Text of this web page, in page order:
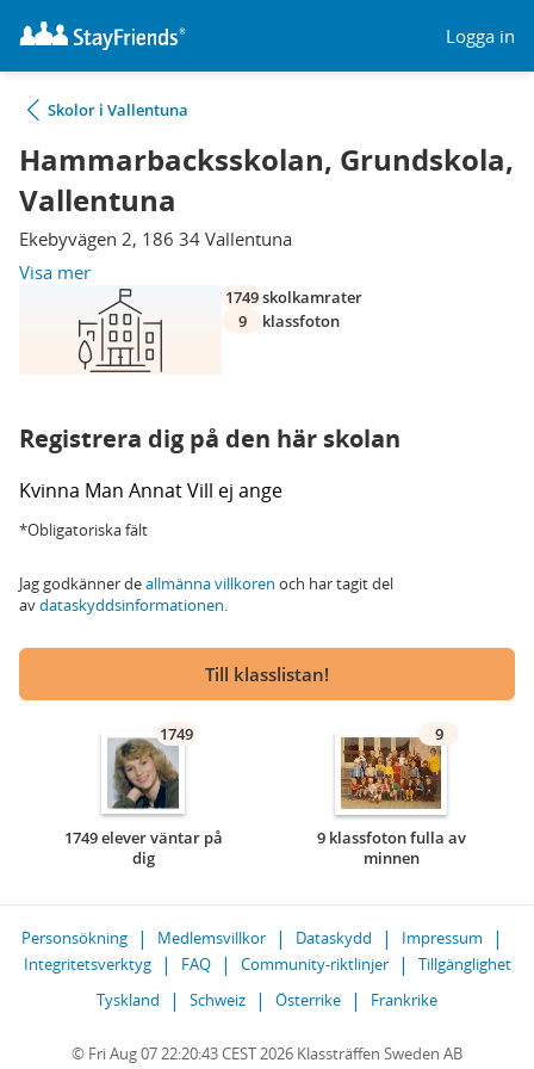
Logga in
Skolor i Vallentuna
Hammarbacksskolan, Grundskola,
Vallentuna
Ekebyvägen 2, 186 34 Vallentuna
Visa mer
1749skolkamrater
9
klassfoton
Registrera dig på den här skolan
Kvinna Man AnnatVill ej ange
*Obligatoriska fält
Jag godkänner deallmänna villkoren och har tagit del
avdataskyddsinformationen.
Till klasslistan!
1749
1749 elever väntar på
dig
9
9 klassfoton fulla av
minnen
Personsökning Medlemsvillkor Dataskydd
Impressum
Integritetsverktyg
FAQ Community-riktlinjer
Tillgänglighet
Tyskland
Schweiz Österrike Frankrike
© Fri Aug 07 22:20:43 CEST 2026 Klassträffen Sweden AB